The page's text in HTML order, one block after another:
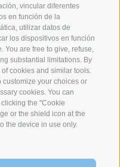
vincular diferentes
en función de la
utilizar datos de
los dispositivos en función
You are free to give, refuse,
substantial limitations. By
cookies and similar tools.
customize your choices or
cookies. You can
the "Cookie
or the shield icon at the
the device in use only.